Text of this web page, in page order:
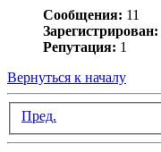
Сообщения: 11
Зарегистрирован:
Репутация: 1
Вернуться к началу
Пред.